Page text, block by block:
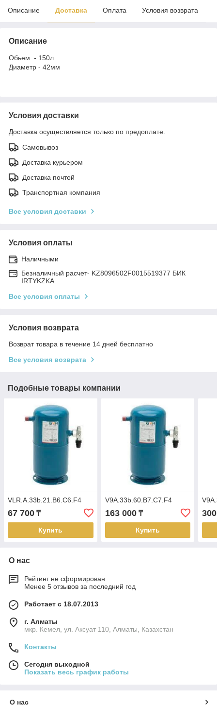
Описание Доставка Оплата Условия возврата
Описание
Обьем - 150л
Диаметр - 42мм
Условия доставки
Доставка осуществляется только по предоплате.
Самовывоз
Доставка курьером
Доставка почтой
Транспортная компания
Все условия доставки
Условия оплаты
Наличными
Безналичный расчет- KZ8096502F0015519377 БИК
IRTYKZKA
Все условия оплаты
Условия возврата
Возврат товара в течение 14 дней бесплатно
Все условия возврата
Подобные товары компании
VLR.A.33b.21.B6.C6.F4
67 700 ₸
Купить
V9A.33b.60.B7.C7.F4
163 000₸
Купить
О нас
Рейтинг не сформирован
Менее 5 отзывов за последний год
Работает с 18.07.2013
г. Алматы
мкр. Кемел, ул. Аксуат 110, Алматы, Казахстан
Контакты
Сегодня выходной
Показать весь график работы
О нас